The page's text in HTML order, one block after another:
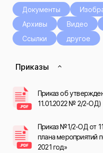
Документы
Архивы
Видео
Ссылки
другое
Приказы
Приказ об
11.01.2022 № 2/2-ОД)
Приказ №1/2-ОД от
плана мероприятий
2021 год»